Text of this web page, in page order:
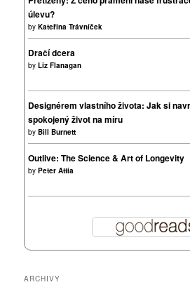
úlevu?
byKateřina Trávníček
Dračí dcera
byLiz Flanagan
Designérem vlastního života: Jak si
spokojený život na míru
byBill Burnett
Outlive: The Science & Art of Longevity
byPeter Attia
ARCHIVY